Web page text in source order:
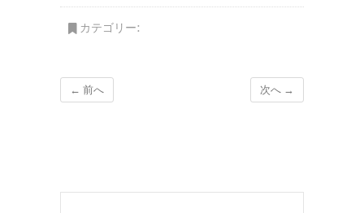
カテゴリー:
← 前へ 次へ →